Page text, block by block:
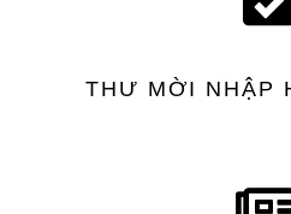
THƯ MỜI NHẬP